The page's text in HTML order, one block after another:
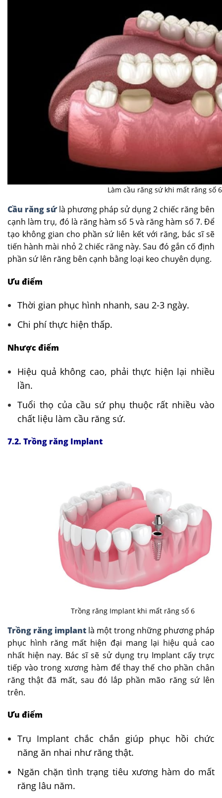
Làm cầu răng sứ khi mất răng số 6
Cầu răng sứlà phương pháp sử dụng 2 chiếc răng bên
cạnh làm trụ, đó là răng hàm số 5 và răng hàm số 7. Để
tạo không gian cho phần sứ liên kết với răng, bác sĩ sẽ
tiến hành mài nhỏ 2 chiếc răng này. Sau đó gắn cố định
phần sứ lên răng bên cạnh bằng loại keo chuyên dụng.
Ưu điểm
Thời gian phục hình nhanh, sau 2-3 ngày.
Chi phí thực hiện thấp.
Nhược điểm
Hiệu quả không cao, phải thực hiện lại nhiều
lần.
Tuổi thọ của cầu sứ phụ thuộc rất nhiều vào
chất liệu làm cầu răng sứ.
7.2. Trồng răng Implant
Trồng răng Implant khi mất răng số 6
Trồng răng implant là một trong những phương pháp
phục hình răng mất hiện đại mang lại hiệu quả cao
nhất hiện nay. Bác sĩ sẽ sử dụng trụ Implant cấy trực
tiếp vào trong xương hàm để thay thế cho phần chân
răng thật đã mất, sau đó lắp phần mão răng sứ lên
trên.
Ưu điểm
Trụ Implant chắc chắn giúp phục hồi chức
năng ăn nhai như răng thật.
Ngăn chặn tình trạng tiêu xương hàm do mất
răng lâu năm.